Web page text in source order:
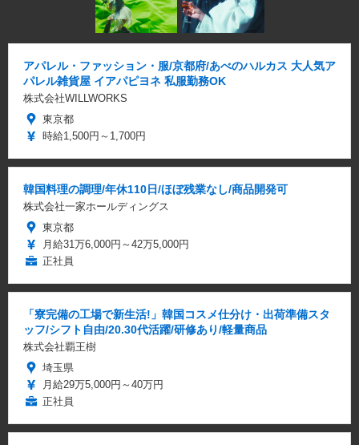
アパレル・ファッション・服/京都府/あべのハルカス 大人気ア
パレル雑貨屋 イアパピヨネ 私服勤務OK
株式会社WILLWORKS
東京都
時給1,500円～1,700円
韓国料理の調理/年休110日/ほぼ残業なし/商品開発可
株式会社一家ホールディングス
東京都
月給31万6,000円～42万5,000円
正社員
「寮完備の工場で新生活!」韓国コスメ仕分け・出荷準備スタ
ッフ/シフト自由/20.30代活躍/研修あり/軽量商品
株式会社覇王樹
埼玉県
月給29万5,000円～40万円
正社員